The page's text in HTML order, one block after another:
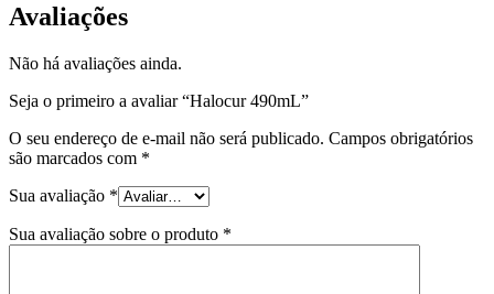
Avaliações
Não há avaliações ainda.
Seja o primeiro a avaliar “Halocur 490mL”
O seu endereço de e-mail não será publicado. Campos obrigatórios
são marcados com *
Sua avaliação *
Sua avaliação sobre o produto *